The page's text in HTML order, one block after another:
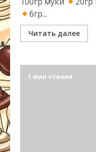
6гр...
Читать далее
1 мин чтения